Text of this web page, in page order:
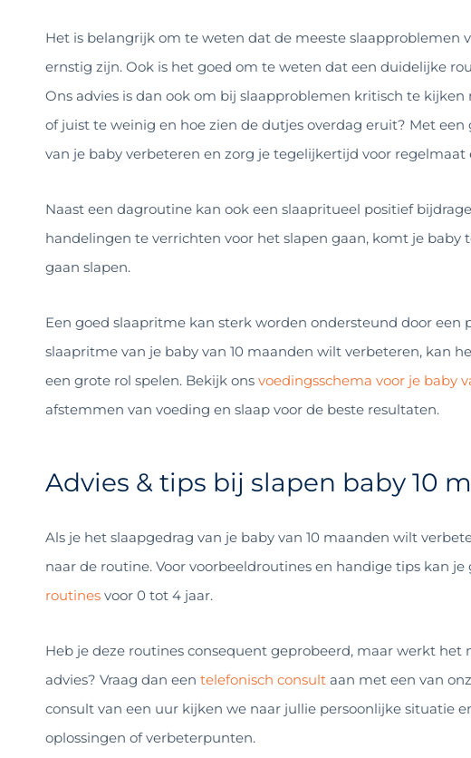
Het is belangrijk om te weten dat de meeste slaapproblemen
ernstig zijn. Ook is het goed om te weten dat een duidelijke
Ons advies is dan ook om bij slaapproblemen kritisch te
of juist te weinig en hoe zien de dutjes overdag eruit? Met
van je baby verbeteren en zorg je tegelijkertijd voor regelmaat
Naast een dagroutine kan ook een slaapritueel positief
handelingen te verrichten voor het slapen gaan, komt je
gaan slapen.
Een goed slaapritme kan sterk worden ondersteund door een
slaapritme van je baby van 10 maanden wilt verbeteren, kan
een grote rol spelen. Bekijk ons voedingsschema voor je baby
afstemmen van voeding en slaap voor de beste resultaten.
Advies & tips bij slapen baby 10
Als je het slaapgedrag van je baby van 10 maanden wilt
naar de routine. Voor voorbeeldroutines en handige tips kan
routines voor 0 tot 4 jaar.
Heb je deze routines consequent geprobeerd, maar werkt het
advies? Vraag dan een telefonisch consult aan met een van
consult van een uur kijken we naar jullie persoonlijke situatie
oplossingen of verbeterpunten.